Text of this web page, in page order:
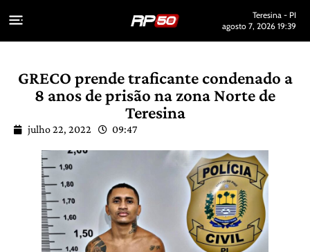
Teresina - PI
agosto 7, 2026 19:39
GRECO prende traficante condenado a
8 anos de prisão na zona Norte de
Teresina
julho 22, 2022 09:47